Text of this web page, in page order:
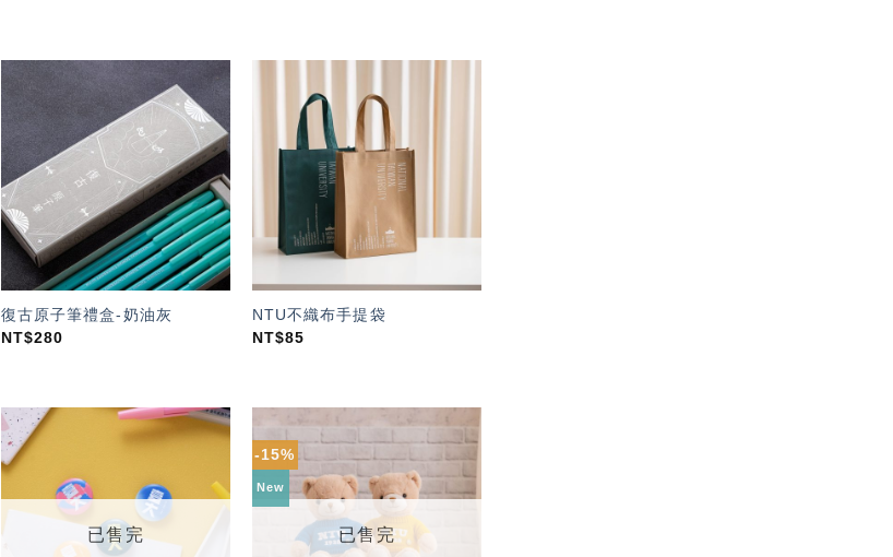
加入
「願
望輕
單」
復古原子筆禮盒-奶油灰
NT$280
NTU不織布手提袋
NT$85
「願
望輕
已售完
-15%
New
望輕
已售完